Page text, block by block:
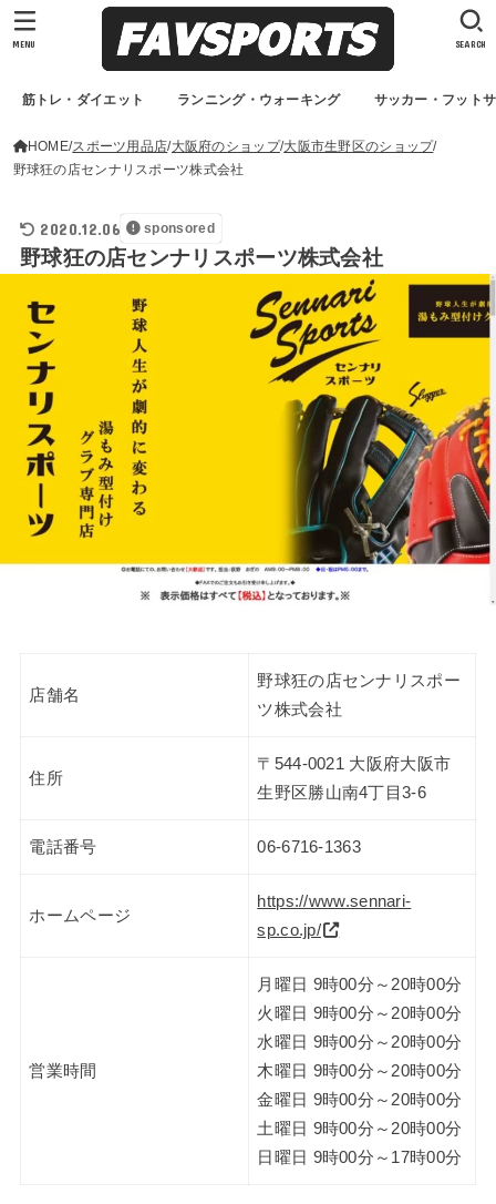
筋トレ・ダイエット ランニング・ウォーキング サッカー・フット
SEARCH
MENU
HOME スポーツ用品店 大阪府のショップ 大阪市生野区のショップ
野球狂の店センナリスポーツ株式会社
2020.12.06 sponsored
野球狂の店センナリスポーツ株式会社
店舗名
野球狂の店センナリスポー
ツ株式会社
住所
〒544-0021 大阪府大阪市
生野区勝山南4丁目3-6
電話番号 06-6716-1363
ホームページ
https://www.sennari-
sp.co.jp/
営業時間
月曜日 9時00分～20時00分
火曜日 9時00分～20時00分
水曜日 9時00分～20時00分
木曜日 9時00分～20時00分
金曜日 9時00分～20時00分
土曜日 9時00分～20時00分
日曜日 9時00分～17時00分